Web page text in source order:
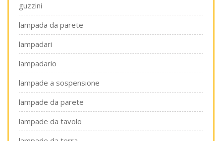
guzzini
lampada da parete
lampadari
lampadario
lampade a sospensione
lampade da parete
lampade da tavolo